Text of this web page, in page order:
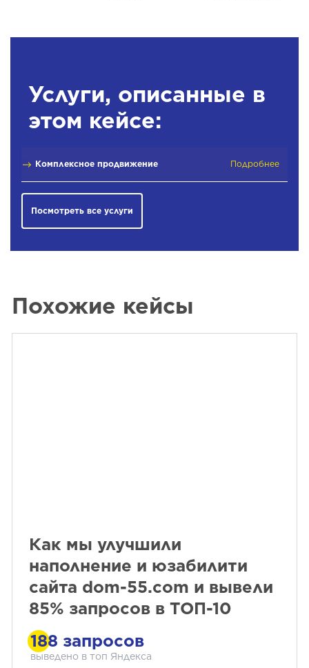
Услуги, описанные в
этом кейсе:
Комплексное продвижение Подробнее
Посмотреть все услуги
Похожие кейсы
Как мы улучшили
наполнение и юзабилити
сайта dom-55.com и вывели
85% запросов в ТОП-10
188 запросов
выведено в топ Яндекса